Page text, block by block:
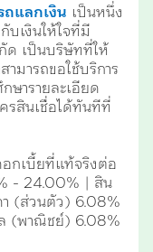
ถแลกเงิน เป็นหนึ่ง
เงินให้ใจที่มี
กัด เป็นบริษัทที่ให้
มารถขอใช้บริการ
ษารายละเอียด
รสินเชื่อได้ทันทีที่
อกเบี้ยที่แท้จริงต่อ
- 24.00% | สิน
า (ส่วนตัว) 6.08%
(พาณิชย์) 6.08%